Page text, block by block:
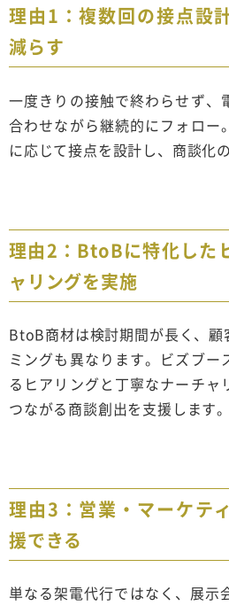
理由1：複数回の接点設
減らす
一度きりの接触で終わらせず、
合わせながら継続的にフォロー
に応じて接点を設計し、商談化
理由2：BtoBに特化した
ャリングを実施
BtoB商材は検討期間が長く、顧
ミングも異なります。ビズブー
るヒアリングと丁寧なナーチャ
つながる商談創出を支援します。
理由3：営業・マーケテ
援できる
単なる架電代行ではなく、展示